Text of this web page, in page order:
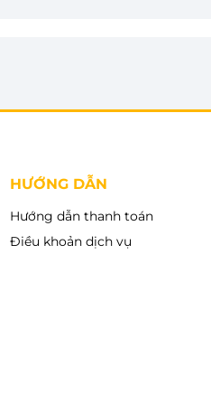
HƯỚNG DẪN
Hướng dẫn thanh toán
Điều khoản dịch vụ